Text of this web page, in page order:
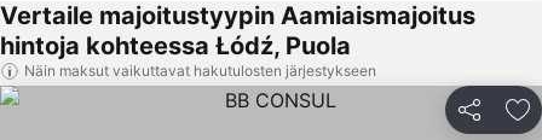
Vertaile majoitustyypin Aamiaismajoitus
hintoja kohteessa Łódź, Puola
Näin maksut vaikuttavat hakutulosten järjestykseen
Jaa